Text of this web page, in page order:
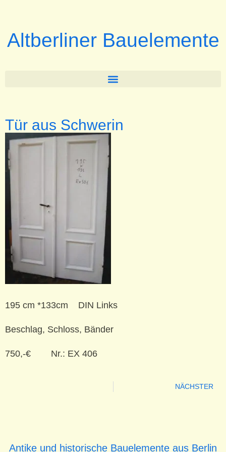
Altberliner Bauelemente
Tür aus Schwerin
195 cm *133cm DIN Links
Beschlag, Schloss, Bänder
750,-€ Nr.: EX 406
NÄCHSTER
Antike und historische Bauelemente aus Berlin